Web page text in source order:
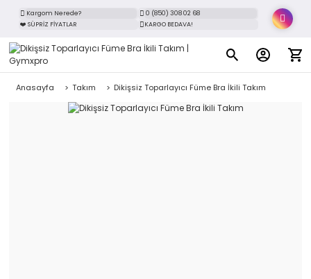
Kargom Nerede?
0 (850) 308 02 68
❤️ SÜPRİZ FİYATLAR
KARGO BEDAVA!
Anasayfa Takım Dikişsiz Toparlayıcı Füme Bra İkili Takım